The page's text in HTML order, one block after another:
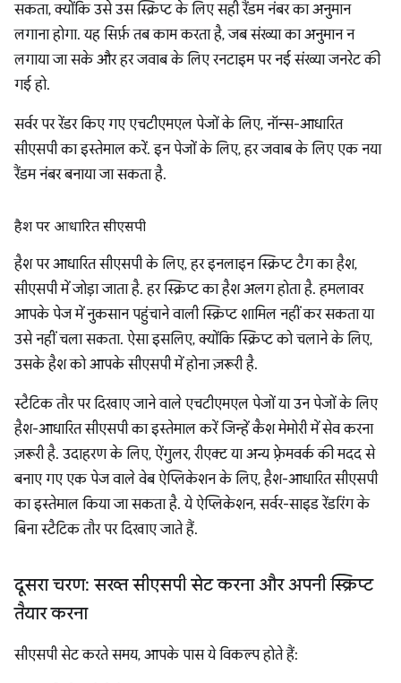
सकता, क्योंकि उसे उस स्क्रिप्ट के लिए सही रैंडम नंबर का अनुमान
लगाना होगा. यह सिर्फ़ तब काम करता है, जब संख्या का अनुमान न
लगाया जा सके और हर जवाब के लिए रनटाइम पर नई संख्या जनरेट की
गई हो.
सर्वर पर रेंडर किए गए एचटीएमएल पेजों के लिए, नॉन्स-आधारित
सीएसपी का इस्तेमाल करें. इन पेजों के लिए, हर जवाब के लिए एक नया
रैंडम नंबर बनाया जा सकता है.
हैश पर आधारित सीएसपी
हैश पर आधारित सीएसपी के लिए, हर इनलाइन स्क्रिप्ट टैग का हैश,
सीएसपी में जोड़ा जाता है. हर स्क्रिप्ट का हैश अलग होता है. हमलावर
आपके पेज में नुकसान पहुंचाने वाली स्क्रिप्ट शामिल नहीं कर सकता या
उसे नहीं चला सकता. ऐसा इसलिए, क्योंकि स्क्रिप्ट को चलाने के लिए,
उसके हैश को आपके सीएसपी में होना ज़रूरी है.
स्टैटिक तौर पर दिखाए जाने वाले एचटीएमएल पेजों या उन पेजों के लिए
हैश-आधारित सीएसपी का इस्तेमाल करें जिन्हें कैश मेमोरी में सेव करना
ज़रूरी है. उदाहरण के लिए, ऐंगुलर, रीएक्ट या अन्य फ़्रेमवर्क की मदद से
बनाए गए एक पेज वाले वेब ऐप्लिकेशन के लिए, हैश-आधारित सीएसपी
का इस्तेमाल किया जा सकता है. ये ऐप्लिकेशन, सर्वर-साइड रेंडरिंग के
बिना स्टैटिक तौर पर दिखाए जाते हैं.
दूसरा चरण: सख्त सीएसपी सेट करना और अपनी स्क्रिप्ट
तैयार करना
सीएसपी सेट करते समय, आपके पास ये विकल्प होते हैं: